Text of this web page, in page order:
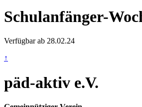
Schulanfänger-
Verfügbar ab 28.02.24
↑
päd-aktiv e.V.